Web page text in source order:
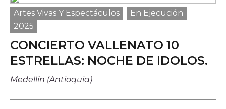
Artes Vivas Y Espectáculos
En Ejecución
2025
CONCIERTO VALLENATO 10
ESTRELLAS: NOCHE DE IDOLOS.
Medellín (Antioquia)